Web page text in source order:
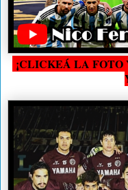
¡CLICKEÁ LA